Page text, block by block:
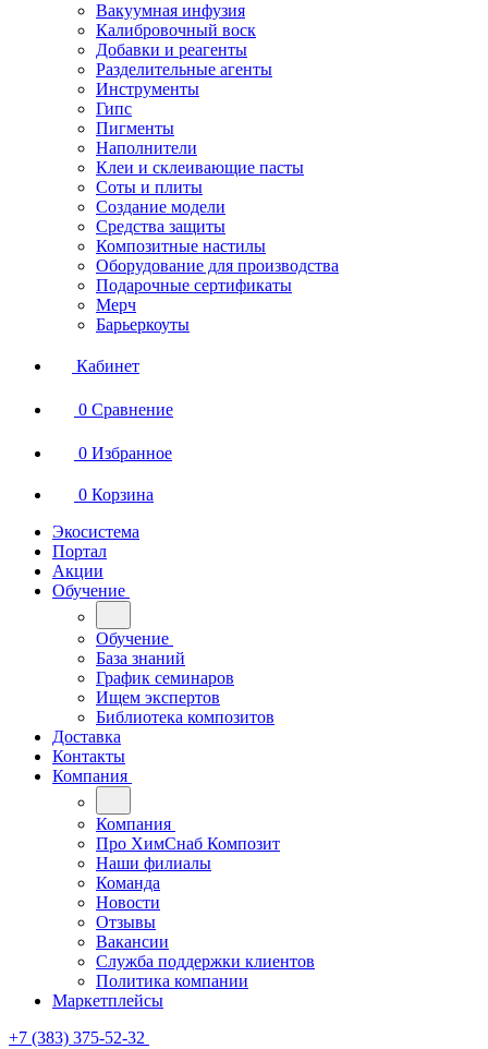
Вакуумная инфузия
Калибровочный воск
Добавки и реагенты
Разделительные агенты
Инструменты
Гипс
Пигменты
Наполнители
Клеи и склеивающие пасты
Соты и плиты
Создание модели
Средства защиты
Композитные настилы
Оборудование для производства
Подарочные сертификаты
Мерч
Барьеркоуты
Кабинет
0 Сравнение
0 Избранное
0 Корзина
Экосистема
Портал
Акции
Обучение
Обучение
База знаний
График семинаров
Ищем экспертов
Библиотека композитов
Доставка
Контакты
Компания
Компания
Про ХимСнаб Композит
Наши филиалы
Команда
Новости
Отзывы
Вакансии
Служба поддержки клиентов
Политика компании
Маркетплейсы
+7 (383) 375-52-32